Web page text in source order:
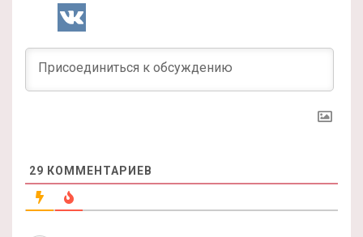
29 КОММЕНТАРИЕВ